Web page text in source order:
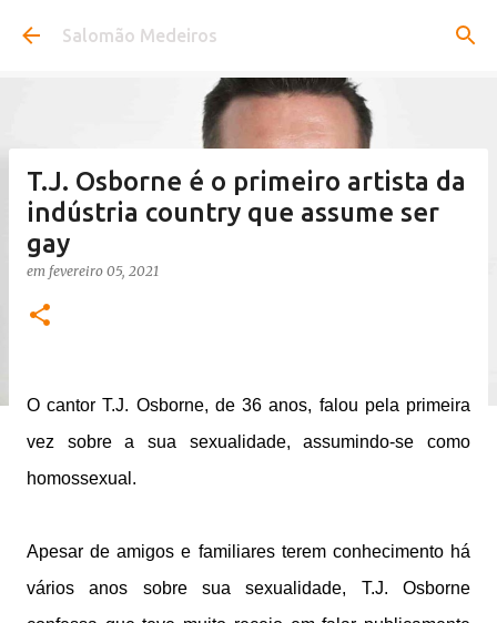
Pular para o conteúdo principal
Salomão Medeiros
T.J. Osborne é o primeiro artista da
indústria country que assume ser
gay
em fevereiro 05, 2021
O cantor T.J. Osborne, de 36 anos, falou pela primeira
vez sobre a sua sexualidade, assumindo-se como
homossexual.
Apesar de amigos e familiares terem conhecimento há
vários anos sobre sua sexualidade, T.J. Osborne